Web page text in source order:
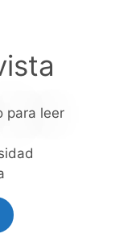
para leer